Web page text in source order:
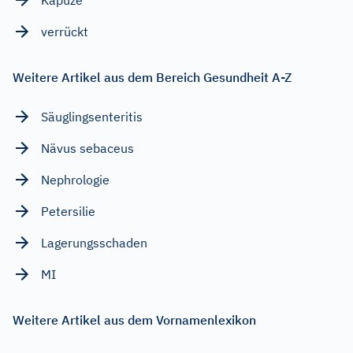
verrückt
Weitere Artikel aus dem Bereich Gesundheit A-Z
Säuglingsenteritis
Nävus sebaceus
Nephrologie
Petersilie
Lagerungsschaden
MI
Weitere Artikel aus dem Vornamenlexikon